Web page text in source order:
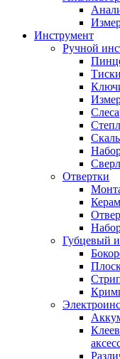
Инструмент
Ручной
Тиски
Отвертки
Губцевый